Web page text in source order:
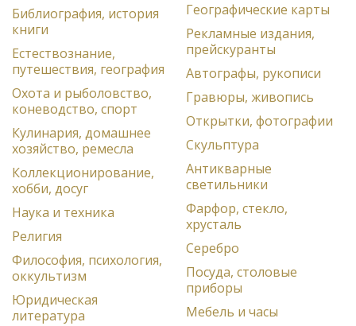
Библиография, история
книги
Естествознание,
путешествия, география
Охота и рыболовство,
коневодство, спорт
Кулинария, домашнее
хозяйство, ремесла
Коллекционирование,
хобби, досуг
Наука и техника
Религия
Философия, психология,
оккультизм
Юридическая
литература
Географические карты
Рекламные издания,
прейскуранты
Автографы, рукописи
Гравюры, живопись
Открытки, фотографии
Скульптура
Антикварные
светильники
Фарфор, стекло,
хрусталь
Серебро
Посуда, столовые
приборы
Мебель и часы